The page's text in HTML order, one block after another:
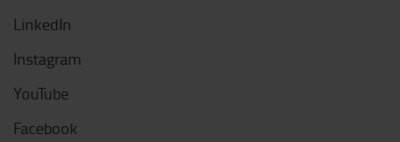
LinkedIn
Instagram
YouTube
Facebook